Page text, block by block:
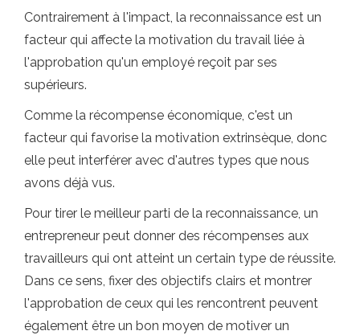
Contrairement à l'impact, la reconnaissance est un
facteur qui affecte la motivation du travail liée à
l'approbation qu'un employé reçoit par ses
supérieurs.
Comme la récompense économique, c'est un
facteur qui favorise la motivation extrinsèque, donc
elle peut interférer avec d'autres types que nous
avons déjà vus.
Pour tirer le meilleur parti de la reconnaissance, un
entrepreneur peut donner des récompenses aux
travailleurs qui ont atteint un certain type de réussite.
Dans ce sens, fixer des objectifs clairs et montrer
l'approbation de ceux qui les rencontrent peuvent
également être un bon moyen de motiver un